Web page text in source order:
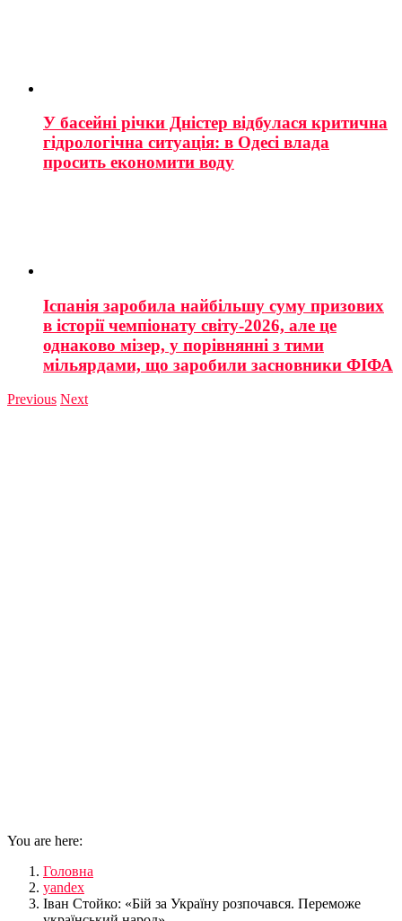
У басейні річки Дністер відбулася критична
гідрологічна ситуація: в Одесі влада
просить економити воду
Іспанія заробила найбільшу суму призових
в історії чемпіонату світу-2026, але це
однаково мізер, у порівнянні з тими
мільярдами, що заробили засновники ФІФА
Previous Next
You are here:
Головна
yandex
Іван Стойко: «Бій за Україну розпочався. Переможе